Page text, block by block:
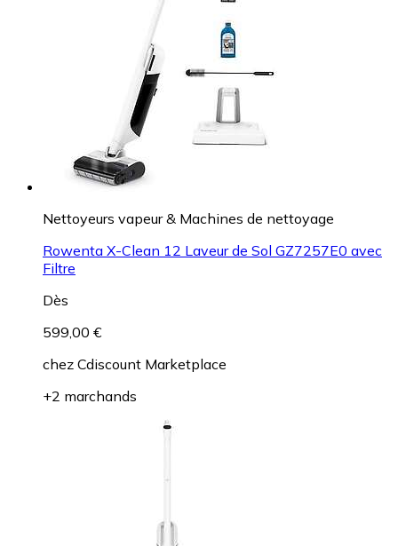
Nettoyeurs vapeur & Machines de nettoyage
Rowenta X-Clean 12 Laveur de Sol GZ7257E0 avec
Filtre
Dès
599,00 €
chez Cdiscount Marketplace
+2 marchands